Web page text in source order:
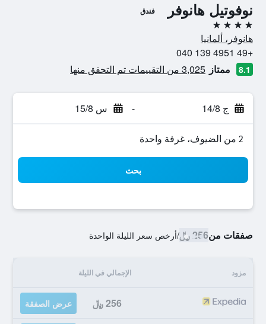
نوفوتيل هانوفر فندق
4 نجوم
هانوفر، ألمانيا
+49 4951 139 040
8.1 ممتاز 3,025 من التقييمات تم التحقق منها
ج 14/8 - س 15/8
2 من الضيوف، غرفة واحدة
بحث
صفقات من256 ﷼ /أرخص سعر الليلة الواحدة
مزود الإجمالي في الليلة
256 ﷼ عرض الصفقة